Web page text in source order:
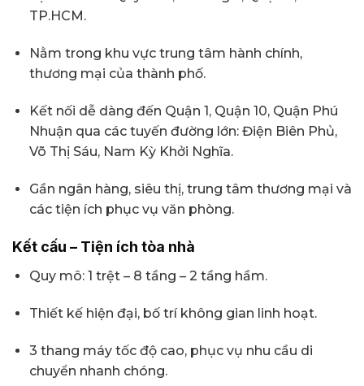
TP.HCM.
Nằm trong khu vực trung tâm hành chính,
thương mại của thành phố.
Kết nối dễ dàng đến Quận 1, Quận 10, Quận Phú
Nhuận qua các tuyến đường lớn: Điện Biên Phủ,
Võ Thị Sáu, Nam Kỳ Khởi Nghĩa.
Gần ngân hàng, siêu thị, trung tâm thương mại và
các tiện ích phục vụ văn phòng.
Kết cấu – Tiện ích tòa nhà
Quy mô: 1 trệt – 8 tầng – 2 tầng hầm.
Thiết kế hiện đại, bố trí không gian linh hoạt.
3 thang máy tốc độ cao, phục vụ nhu cầu di
chuyển nhanh chóng.